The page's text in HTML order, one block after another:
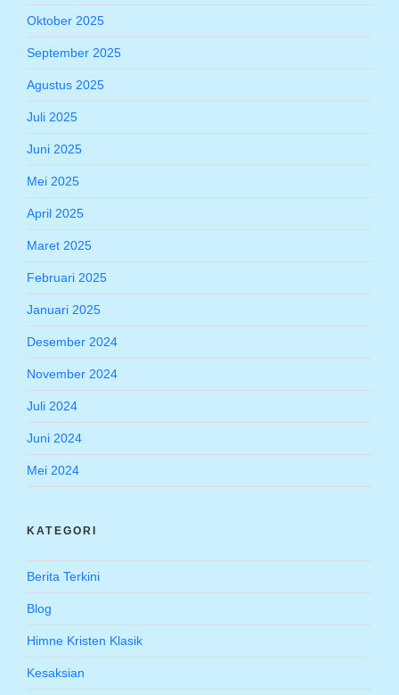
Oktober 2025
September 2025
Agustus 2025
Juli 2025
Juni 2025
Mei 2025
April 2025
Maret 2025
Februari 2025
Januari 2025
Desember 2024
November 2024
Juli 2024
Juni 2024
Mei 2024
KATEGORI
Berita Terkini
Blog
Himne Kristen Klasik
Kesaksian